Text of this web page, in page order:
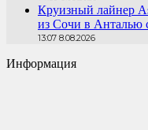
Круизный лайнер
из Сочи в Анталью
13:07 8.08.2026
Информация